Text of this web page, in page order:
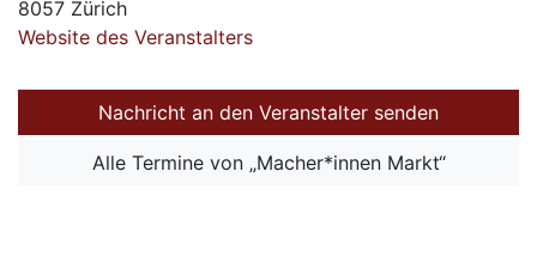
8057 Zürich
Website des Veranstalters
Nachricht an den Veranstalter senden
Alle Termine von „Macher*innen Markt“